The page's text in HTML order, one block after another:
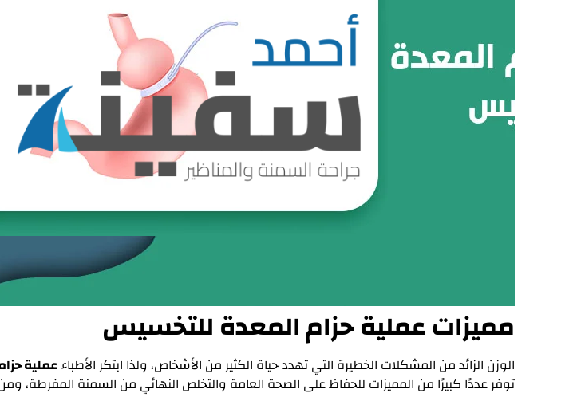
مميزات عملية حزام المعدة للتخسيس
الوزن الزائد من المشكلات الخطيرة التي تهدد حياة الكثير من الأشخاص، ولذا ابتكر الأطباءعملية
توفر عددًا كبيرًا من المميزات للحفاظ على الصحة العامة والتخلص النهائي من السمنة المفرطة،